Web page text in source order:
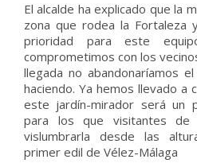
El alcalde ha explicado que la
zona que rodea la Fortaleza
prioridad para este
comprometimos con los
llegada no abandonaríamos
haciendo. Ya hemos llevado a
este jardín-mirador será un
para los que visitantes de
vislumbrarla desde las
primer edil de Vélez-Málaga